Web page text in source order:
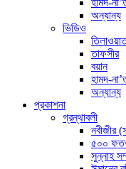
হামদ-
অন্যান্য
ভিডিও
তাফসীর
বয়ান
হামদ-
অন্যান্য
প্রকাশনা
গ্রন্থাবলী
নবীজীর
৫০০
সুন্নাহ